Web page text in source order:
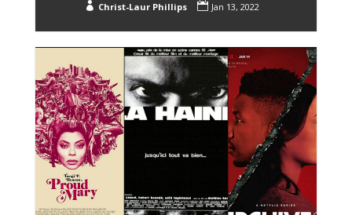
 Christ-Laur Phillips  Jan 13, 2022